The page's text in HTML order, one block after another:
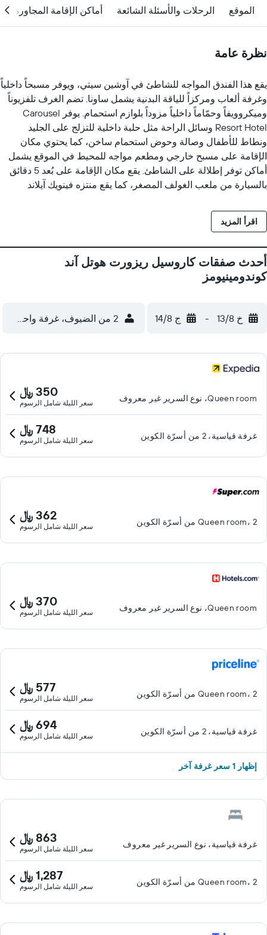
الموقع الرحلات والأسئلة الشائعة أماكن الإقامة المجاورة
نظرة عامة
يقع هذا الفندق المواجه للشاطئ في آوشين سيتي، ويوفر مسبحاً داخلياً
وغرفة ألعاب ومركزاً للياقة البدنية يشمل ساونا. تضم الغرف تلفزيوناً
وميكروويفاً وحمّاماً داخلياً مزوداً بلوازم استحمام. يوفر Carousel
Resort Hotel وسائل الراحة مثل حلبة داخلية للتزلج على الجليد
ونطاط للأطفال وصالة وحوض استحمام ساخن، كما يحتوي مكان
الإقامة على مسبح خارجي ومطعم مواجه للمحيط في الموقع يشمل
أماكن توفر إطلالة على الشاطئ. يقع مكان الإقامة على بُعد 5 دقائق
بالسيارة من ملعب الغولف المصغر، كما يقع منتزه فينويك آيلاند
اقرأ المزيد
أحدث صفقات كاروسيل ريزورت هوتل آند
كوندومينيومز
خ 13/8 - ج 14/8 2 من الضيوف، غرفة واحدة
Queen room، نوع السرير غير معروف 350 ﷼
سعر الليلة شامل الرسوم
غرفة قياسية، 2 من أسرّة الكوين 748 ﷼
سعر الليلة شامل الرسوم
Queen room، 2 من أسرّة الكوين 362 ﷼
سعر الليلة شامل الرسوم
Queen room، نوع السرير غير معروف 370 ﷼
سعر الليلة شامل الرسوم
Queen room، 2 من أسرّة الكوين 577 ﷼
سعر الليلة شامل الرسوم
غرفة قياسية، 2 من أسرّة الكوين 694 ﷼
سعر الليلة شامل الرسوم
إظهار 1 سعر غرفة آخر
غرفة قياسية، نوع السرير غير معروف 863 ﷼
سعر الليلة شامل الرسوم
Queen room، 2 من أسرّة الكوين 1,287 ﷼
سعر الليلة شامل الرسوم